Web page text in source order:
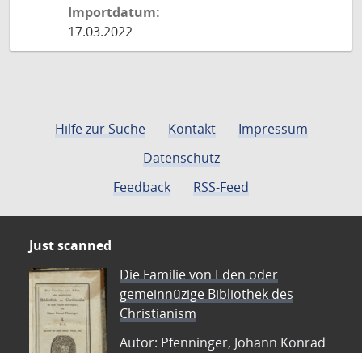
Importdatum:
17.03.2022
Hilfe zur Suche Kontakt
Impressum
Datenschutz
Feedback
RSS-Feed
Just scanned
Die Familie von Eden oder
gemeinnüzige Bibliothek des
Christianism
Autor: Pfenninger, Johann Konrad